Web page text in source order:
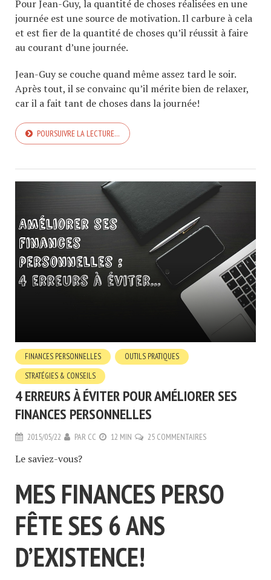
Pour Jean-Guy, la quantité de choses réalisées en une
journée est une source de motivation. Il carbure à cela
et est fier de la quantité de choses qu’il réussit à faire
au courant d’une journée.
Jean-Guy se couche quand même assez tard le soir.
Après tout, il se convainc qu’il mérite bien de relaxer,
car il a fait tant de choses dans la journée!
POURSUIVRE LA LECTURE…
FINANCES PERSONNELLES
OUTILS PRATIQUES
STRATÉGIES & CONSEILS
4 ERREURS À ÉVITER POUR AMÉLIORER SES
FINANCES PERSONNELLES
2015/05/22 PAR CC 12 MIN 25 COMMENTAIRES
Le saviez-vous?
MES FINANCES PERSO
FÊTE SES 6 ANS
D’EXISTENCE!